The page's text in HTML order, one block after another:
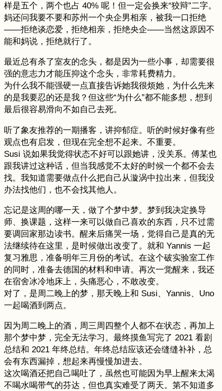
样是五个，两个也占 40% 呢！但一定会换来“狡辩”二字。
妈还问我要不要和苏州一个央企男相亲，被我一口拒绝
——拒绝谈恋爱，拒绝相亲，拒绝央企——当然这原因不
能和妈说，拒绝就行了。
最近总有杀了室友的念头，都是因为一些小事，却需要很
强的意志力才能压抑这个念头，非常耗费精力。
为什么我不能强硬一点直接告诉她我很烦她，为什么先来
的是我要忍的还是我？但这些“为什么”都不能多想，想到
最后很容易滑向不如自己去死。
听了象友推荐的一期播客，讲抑郁症。听的时候好像有些
观点也有启发，但现在完全想不起来。不重要。
Susi 说如果我觉得状态不好可以跟她讲，没关系。傅某也
跟我讲过这种话，但当我感觉不太好的时候一个都不会去
找。我知道需要做点什么把自己从漩涡中拉出来，但我没
办法找他们，也不会找其他人。
忘记是这周的哪一天，做了个梦中梦。梦到我决定换导
师、换课题，这样一来可以做自己喜欢的东西，只不过需
要调回家那边读书。醒来后痛哭一场，觉得自己是真的无
法继续待在这里，是时候做出改变了。就和 Yannis 一起
复习雅思，准备明年三月份的考试。在这个破实验室工作
的同时，准备去德国的材料和申请。再次一觉醒来，我还
在宿舍冰冷地床上，头痛恶心，不敢改变。
对了，是周二晚上的梦，那天晚上和 Susi、Yannis、Uno
一起喝酒到两点。
因为周二晚上的酒，周三周四整个人都不在状态，再加上
那个梦中梦，完全无法学习。最终摸鱼写完了 2021 看剧
总结和 2021 年终总结。年终总结应该还会缝缝补补，总
会有东西漏掉，想起来再慢慢加进去。
这次喝酒还把自己喝吐了，虽然也可能因为早上醒来太渴
不喝水喝带气的芬达，但也真实难受了两天。第不知道多